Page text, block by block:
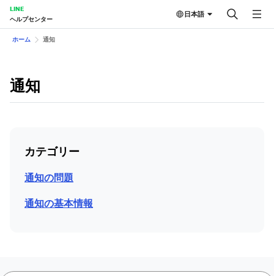
LINE
ヘルプセンター
日本語
ホーム 通知
通知
カテゴリー
通知の問題
通知の基本情報